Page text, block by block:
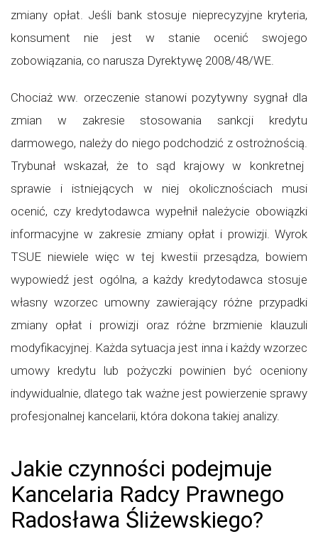
zmiany opłat. Jeśli bank stosuje nieprecyzyjne kryteria,
konsument nie jest w stanie ocenić swojego
zobowiązania, co narusza Dyrektywę 2008/48/WE.
Chociaż ww. orzeczenie stanowi pozytywny sygnał dla
zmian w zakresie stosowania sankcji kredytu
darmowego, należy do niego podchodzić z ostrożnością.
Trybunał wskazał, że to sąd krajowy w konkretnej
sprawie i istniejących w niej okolicznościach musi
ocenić, czy kredytodawca wypełnił należycie obowiązki
informacyjne w zakresie zmiany opłat i prowizji. Wyrok
TSUE niewiele więc w tej kwestii przesądza, bowiem
wypowiedź jest ogólna, a każdy kredytodawca stosuje
własny wzorzec umowny zawierający różne przypadki
zmiany opłat i prowizji oraz różne brzmienie klauzuli
modyfikacyjnej. Każda sytuacja jest inna i każdy wzorzec
umowy kredytu lub pożyczki powinien być oceniony
indywidualnie, dlatego tak ważne jest powierzenie sprawy
profesjonalnej kancelarii, która dokona takiej analizy.
Jakie czynności podejmuje
Kancelaria Radcy Prawnego
Radosława Śliżewskiego?